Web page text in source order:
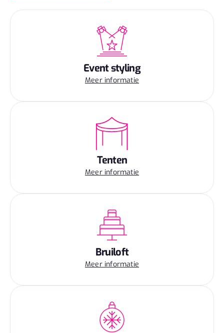
Event styling
Meer informatie
Tenten
Meer informatie
Bruiloft
Meer informatie